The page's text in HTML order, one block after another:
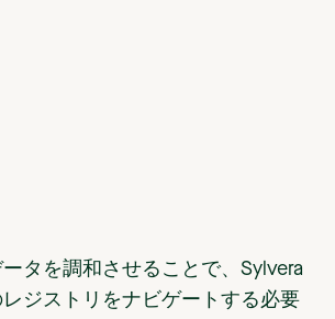
タを調和させることで、Sylvera
ジストリをナビゲートする必要